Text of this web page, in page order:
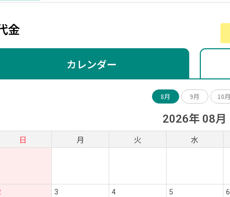
金
カレンダー
8月 9月 10月
2026年 08月
日 月 火 水
3 4 5 6